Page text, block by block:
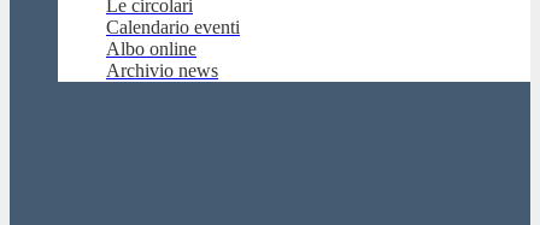
Le circolari
Calendario eventi
Albo online
Archivio news